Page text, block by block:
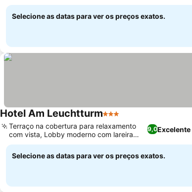
Selecione as datas para ver os preços exatos.
Hotel Am Leuchtturm3 Estrelas
9,0Excelente
Terraço na cobertura para relaxamento
com vista, Lobby moderno com lareira
aconchegante
Selecione as datas para ver os preços exatos.